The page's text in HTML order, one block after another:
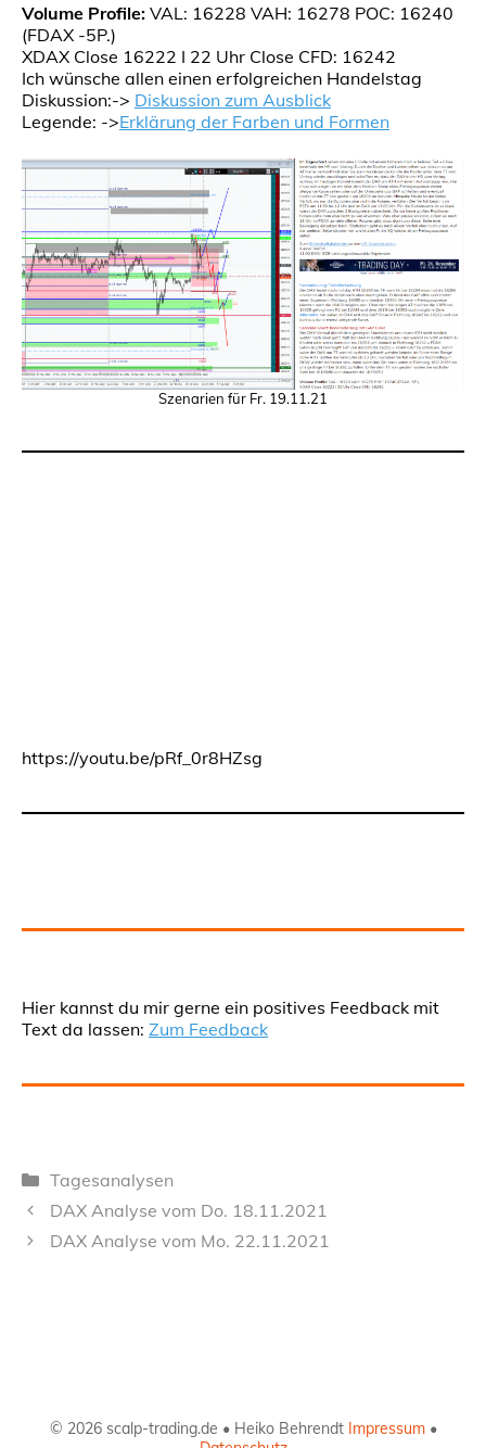
Volume Profile: VAL: 16228 VAH: 16278 POC: 16240
(FDAX -5P.)
XDAX Close 16222 I 22 Uhr Close CFD: 16242
Ich wünsche allen einen erfolgreichen Handelstag
Diskussion:-> Diskussion zum Ausblick
Legende: ->Erklärung der Farben und Formen
Szenarien für Fr. 19.11.21
https://youtu.be/pRf_0r8HZsg
Hier kannst du mir gerne ein positives Feedback mit
Text da lassen: Zum Feedback
Kategorien
Tagesanalysen
DAX Analyse vom Do. 18.11.2021
DAX Analyse vom Mo. 22.11.2021
© 2026 scalp-trading.de • Heiko Behrendt Impressum•